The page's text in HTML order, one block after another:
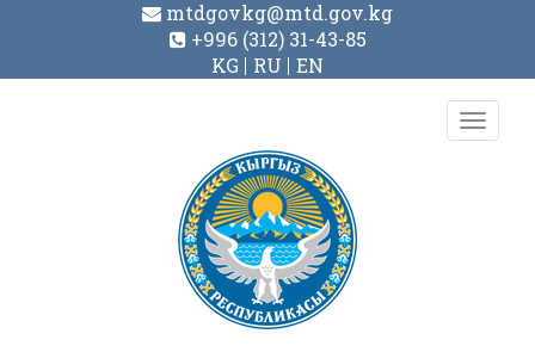
mtdgovkg@mtd.gov.kg
+996 (312) 31-43-85
KG
RU EN
Toggle